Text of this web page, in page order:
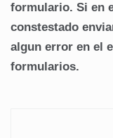
formulario. Si en
constestado
algun error en el
formularios.